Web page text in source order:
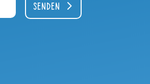
Senden